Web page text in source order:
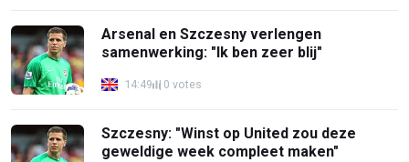
Arsenal en Szczesny verlengen
samenwerking: "Ik ben zeer blij"
14:49 0 votes
Szczesny: "Winst op United zou deze
geweldige week compleet maken"